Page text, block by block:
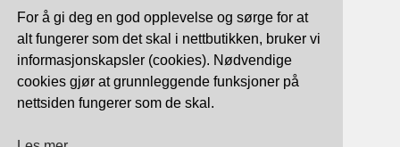
For å gi deg en god opplevelse og sørge for at
alt fungerer som det skal i nettbutikken, bruker vi
informasjonskapsler (cookies). Nødvendige
cookies gjør at grunnleggende funksjoner på
nettsiden fungerer som de skal.
Org. nr: 997 633 016 MVA
salg@dekorshop.no
Tlf: 959 32 123
09.00 - 16.00